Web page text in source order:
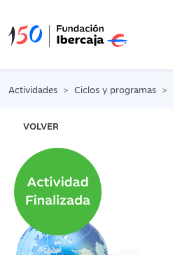
Actividades Ciclos y programas
VOLVER